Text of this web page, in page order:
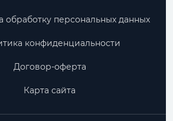
обработку персональных данных
конфиденциальности
Договор-оферта
Карта сайта